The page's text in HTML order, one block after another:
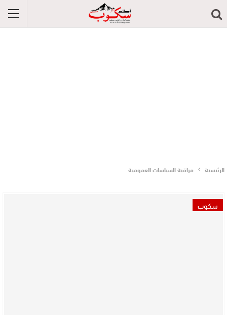
الرئيسية مراقبة السياسات العمومية
سكوب